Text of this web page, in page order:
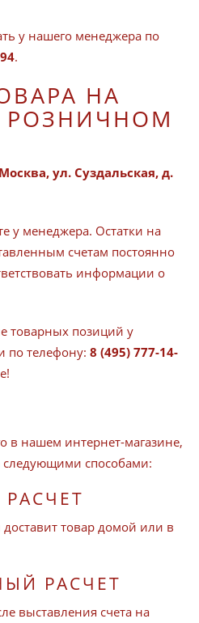
у нашего менеджера по
.
НА
РОЗНИЧНОМ
ул. Суздальская, д.
у менеджера. Остатки на
счетам постоянно
информации о
товарных позиций у
по телефону: 8 (495) 777-14-
в нашем интернет-магазине,
способами:
товар домой или в
РАСЧЕТ
выставления счета на